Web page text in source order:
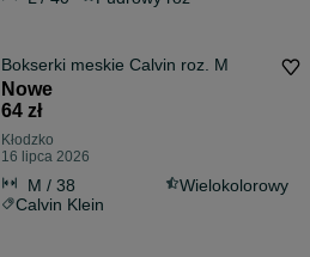
Bokserki meskie Calvin roz. M
Nowe
64 zł
Kłodzko
16 lipca 2026
M / 38
Wielokolorowy
Calvin Klein